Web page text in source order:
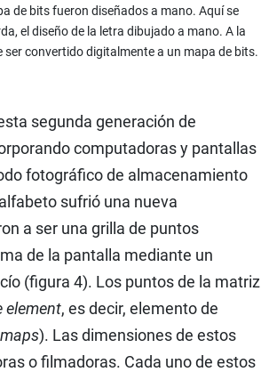
de bits fueron diseñados a mano. Aquí se
el diseño de la letra dibujado a mano. A la
convertido digitalmente a un mapa de bits.
segunda generación de
computadoras y pantallas
fotográfico de almacenamiento
sufrió una nueva
a ser una grilla de puntos
de la pantalla mediante un
(figura 4). Los puntos de la matriz
element, es decir, elemento de
). Las dimensiones de estos
o filmadoras. Cada uno de estos